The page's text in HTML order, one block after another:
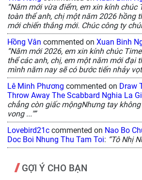
“Năm mới vừa điểm, em xin kính chúc
toàn thể anh, chị một năm 2026 hồng
mới chiến thắng mới. Chúc công ty
Hồng Vân commented on Xuan Binh
“Năm mới 2026, em xin kính chúc
thể các anh, chị, em một năm mới đại
mình năm nay sẽ có bước tiến nhảy
Lê Minh Phương commented on Draw
Throw Away The Scabbard Nghia La Gi
chẳng còn giấc mộngNhưng tay
vong ..."”
Lovebird21c commented on Nao Bo
Doc Boi Nhung Thu Tam Toi: “Tô Nhị
GỢI Ý CHO BẠN